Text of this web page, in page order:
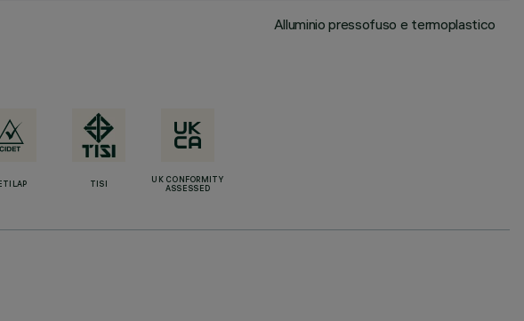
Alluminio pressofuso e termoplastico
TISI
UK CONFORMITY
ASSESSED